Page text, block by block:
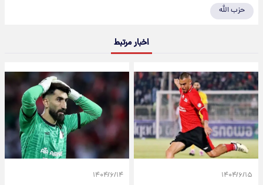
حزب الله
اخبار مرتبط
۱۴۰۴/۶/۱۵ ۱۴۰۴/۶/۱۴